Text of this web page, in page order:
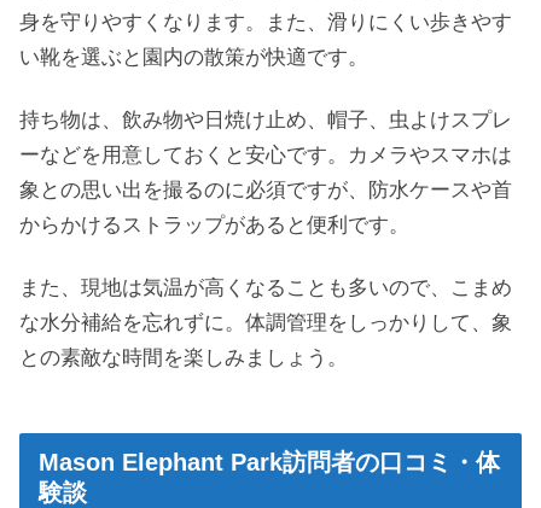
身を守りやすくなります。また、滑りにくい歩きやす
い靴を選ぶと園内の散策が快適です。
持ち物は、飲み物や日焼け止め、帽子、虫よけスプレ
ーなどを用意しておくと安心です。カメラやスマホは
象との思い出を撮るのに必須ですが、防水ケースや首
からかけるストラップがあると便利です。
また、現地は気温が高くなることも多いので、こまめ
な水分補給を忘れずに。体調管理をしっかりして、象
との素敵な時間を楽しみましょう。
Mason Elephant Park訪問者の口コミ・体
験談